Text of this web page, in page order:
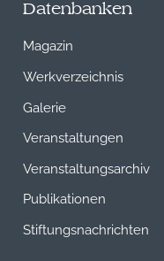
Datenbanken
Magazin
Werkverzeichnis
Galerie
Veranstaltungen
Veranstaltungsarchiv
Publikationen
Stiftungsnachrichten